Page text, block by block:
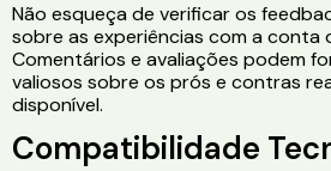
Não esqueça de verificar os
sobre as experiências com a conta
Comentários e avaliações podem
valiosos sobre os prós e contras
disponível.
Compatibilidade